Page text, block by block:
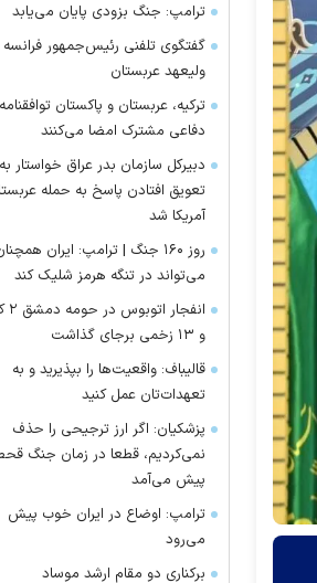
ترامپ: جنگ بزودی پایان می‌یابد
گفتگوی تلفنی رئیس‌جمهور فرانسه
ولیعهد عربستان
ترکیه، عربستان و پاکستان توافقنامه
دفاعی مشترک امضا می‌کنند
دبیرکل سازمان بدر عراق خواستار به
تعویق افتادن پاسخ به حمله
آمریکا شد
روز ۱۶۰ جنگ | ترامپ: ایران
می‌تواند در تنگه هرمز شلیک کند
و ۱۳ زخمی برجای گذاشت
قالیباف: واقعیت‌ها را بپذیرید و به
تعهدات‌تان عمل کنید
پزشکیان: اگر ارز ترجیحی را حذف
نمی‌کردیم، قطعا در زمان جنگ
پیش می‌آمد
ترامپ: اوضاع در ایران خوب پیش
می‌رود
برکناری دو مقام ارشد موساد